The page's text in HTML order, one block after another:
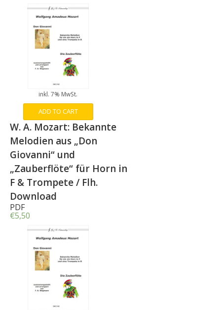
inkl. 7% MwSt.
ADD TO CART
W. A. Mozart: Bekannte
Melodien aus „Don
Giovanni“ und
„Zauberflöte“ für Horn in
F & Trompete / Flh.
Download
PDF
€5,50